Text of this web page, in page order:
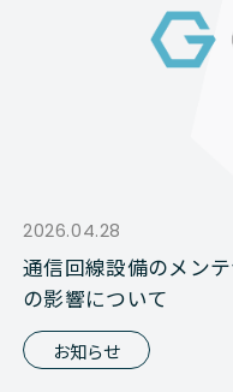
2026.04.28
通信回線設備のメン
の影響について
お知らせ